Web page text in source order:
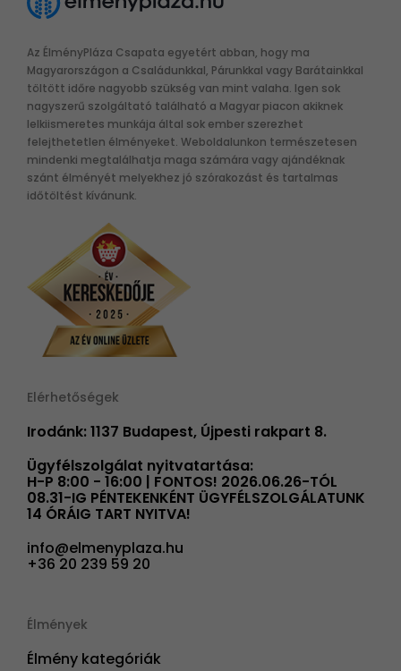
Az ÉlményPláza Csapata egyetért abban, hogy ma
Magyarországon a Családunkkal, Párunkkal vagy Barátainkkal
töltött időre nagyobb szükség van mint valaha. Igen sok
nagyszerű szolgáltató található a Magyar piacon akiknek
lelkiismeretes munkája által sok ember szerezhet
felejthetetlen élményeket. Weboldalunkon természetesen
mindenki megtalálhatja maga számára vagy ajándéknak
szánt élményét melyekhez jó szórakozást és tartalmas
időtöltést kívánunk.
Elérhetőségek
Irodánk: 1137 Budapest, Újpesti rakpart 8.
Ügyfélszolgálat nyitvatartása:
H-P 8:00 - 16:00 | FONTOS! 2026.06.26-TÓL
08.31-IG PÉNTEKENKÉNT ÜGYFÉLSZOLGÁLATUNK
14 ÓRÁIG TART NYITVA!
info@elmenyplaza.hu
+36 20 239 59 20
Élmények
Élmény kategóriák